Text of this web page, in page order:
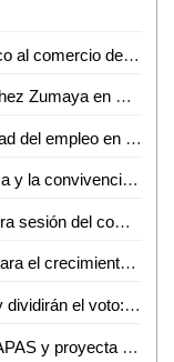
Regreso a clases dará respiro económico al comercio de Ciudad Valles: Canaco
Reporte Índigo "encuera" mafia de Sánchez Zumaya en Pemex
SLP alcanzó un índice de 70.32 en calidad del empleo en el primer trimestre de 2026
El arte fortalece la expresión, la confianza y la convivencia en la sociedad: Iraís Verástegui
Protección civil estatal participa en tercera sesión del comité técnico estatal de manejo del fuego
Hotel Tru by Hilton será un parteaguas para el crecimiento de Ciudad Valles: Sedeco
Nuevos partidos sólo elevarán el gasto y dividirán el voto: Carlos Solares
Soledad avanza en su salida de INTERAPAS y proyecta nuevas obras para la zona oriente